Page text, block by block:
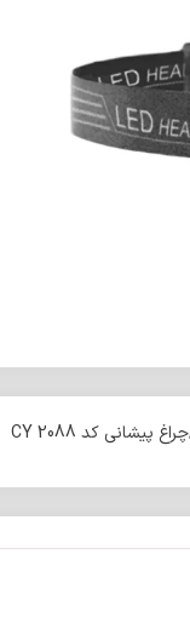
چراغ پیشانی کد 2088 CY